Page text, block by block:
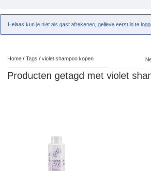
Helaas kun je niet als gast afrekenen, gelieve eerst in te
Home / Tags / violet shampoo kopen
Producten getagd met violet